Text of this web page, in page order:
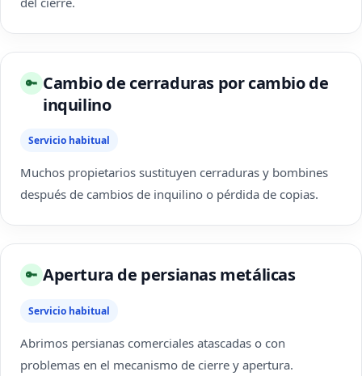
🔑 Cambio de cerraduras por cambio de
inquilino
Servicio habitual
Muchos propietarios sustituyen cerraduras y bombines
después de cambios de inquilino o pérdida de copias.
🔑 Apertura de persianas metálicas
Servicio habitual
Abrimos persianas comerciales atascadas o con
problemas en el mecanismo de cierre y apertura.